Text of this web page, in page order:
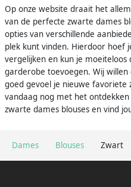
Dames Blouses Zwart
Op onze website draait het
van de perfecte zwarte dames
opties van verschillende
plek kunt vinden. Hierdoor hoef
vergelijken en kun je moeiteloos
garderobe toevoegen. Wij
goed gevoel je nieuwe
vandaag nog met het
zwarte dames blouses en vind